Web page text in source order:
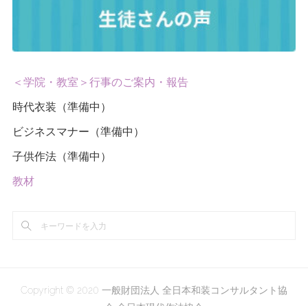
＜学院・教室＞行事のご案内・報告
時代衣装（準備中）
ビジネスマナー（準備中）
子供作法（準備中）
教材
Copyright © 2020 一般財団法人 全日本和装コンサルタント協